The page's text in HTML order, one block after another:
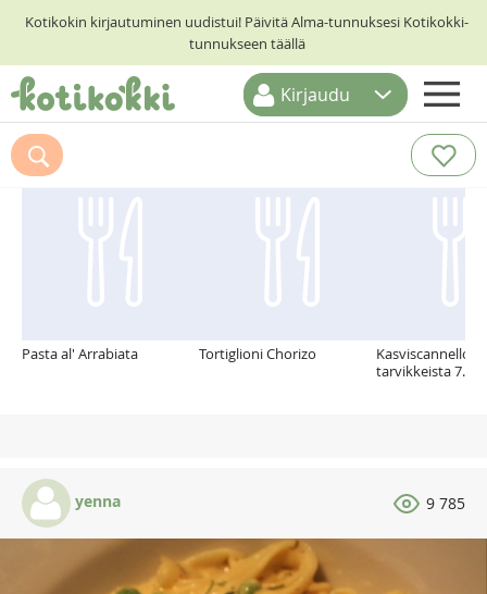
Kotikokin kirjautuminen uudistui! Päivitä Alma-tunnuksesi Kotikokki-
tunnukseen täällä
ETUSIVU
RESEPTIHAKU
Kirjaudu
Suosittelemme myös
Pasta al' Arrabiata Tortiglioni Chorizo
tarvikkeista
yenna 9 785